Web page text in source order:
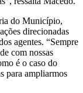
do Município,
direcionadas
agentes. “Sempre
com nossas
é o caso do
para ampliarmos